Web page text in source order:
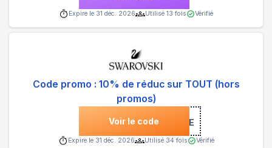
Expire le 31 déc. 2026 Utilisé 13 fois Vérifié
Code promo : 10% de réduc sur TOUT (hors
promos)
Voir le code***COME
Expire le 31 déc. 2026 Utilisé 34 fois Vérifié